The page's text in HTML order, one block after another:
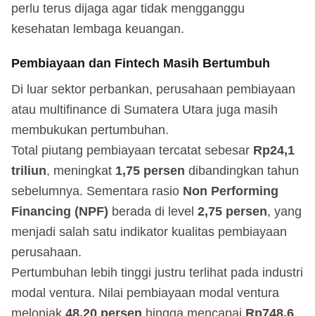
perlu terus dijaga agar tidak mengganggu
kesehatan lembaga keuangan.
Pembiayaan dan Fintech Masih Bertumbuh
Di luar sektor perbankan, perusahaan pembiayaan
atau multifinance di Sumatera Utara juga masih
membukukan pertumbuhan.
Total piutang pembiayaan tercatat sebesar Rp24,1
triliun, meningkat 1,75 persen dibandingkan tahun
sebelumnya. Sementara rasio Non Performing
Financing (NPF) berada di level 2,75 persen, yang
menjadi salah satu indikator kualitas pembiayaan
perusahaan.
Pertumbuhan lebih tinggi justru terlihat pada industri
modal ventura. Nilai pembiayaan modal ventura
melonjak 48,20 persen hingga mencapai Rp748,6